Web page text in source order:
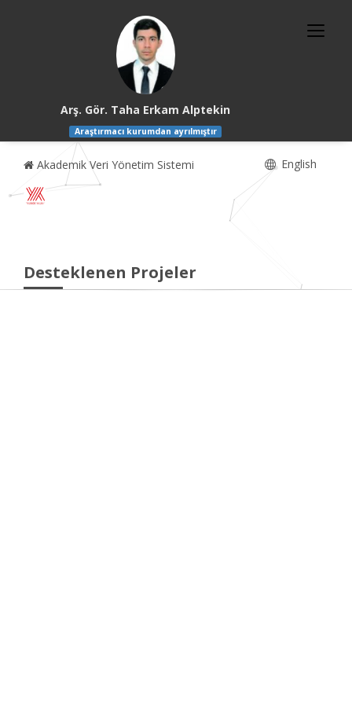
Arş. Gör. Taha Erkam Alptekin
Araştırmacı kurumdan ayrılmıştır
Akademik Veri Yönetim Sistemi English
Desteklenen Projeler